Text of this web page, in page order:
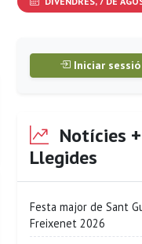
Iniciar
Notícies +
Llegides
Festa major de Sant
Freixenet 2026